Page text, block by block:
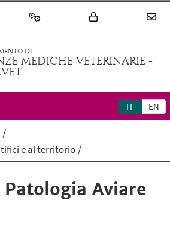
DI
MEDICHE VETERINARIE -
IT EN
e al territorio
Aviare